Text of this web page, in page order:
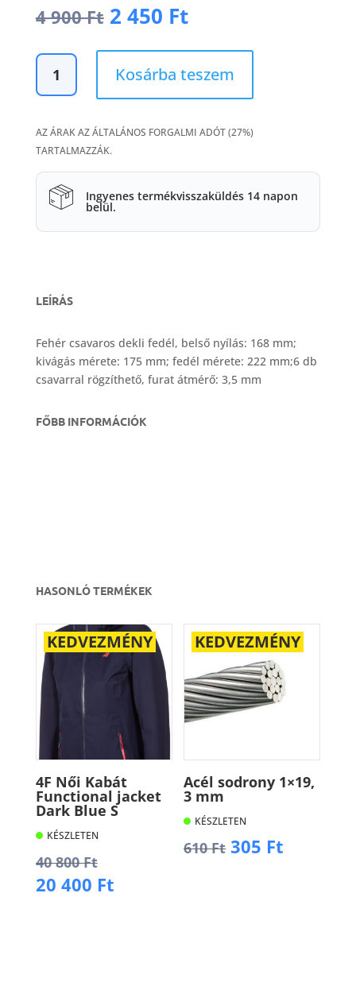
4 900Ft Original
price
was:
4
900 Ft.
2 450 FtCurrent
price
is:
2
450 Ft.
Dekli
mm,
mennyiség
Kosárba teszem
AZ ÁRAK AZ ÁLTALÁNOS FORGALMI ADÓT (27%)
TARTALMAZZÁK.
Ingyenes termékvisszaküldés 14 napon
belül.
LEÍRÁS
Fehér csavaros dekli fedél, belső nyílás: 168 mm;
kivágás mérete: 175 mm; fedél mérete: 222 mm;6 db
csavarral rögzíthető, furat átmérő: 3,5 mm
FŐBB INFORMÁCIÓK
HASONLÓ TERMÉKEK
KEDVEZMÉNY
4F Női Kabát
Functional jacket
Dark Blue S
KÉSZLETEN
40 800FtOriginal
price
20 400 FtCurrent
KEDVEZMÉNY
Acél sodrony 1×19,
3 mm
KÉSZLETEN
610Ft Original
305 Ft